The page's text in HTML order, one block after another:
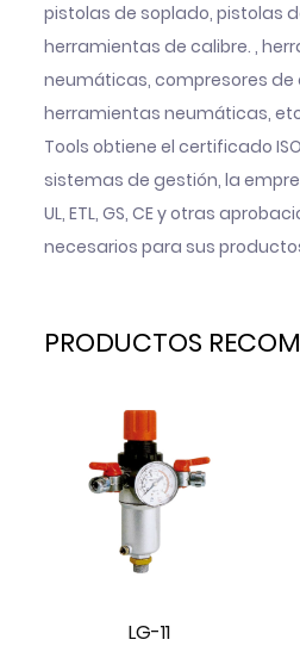
pistolas de soplado, pistolas
herramientas de calibre. ,
neumáticas, compresores de
herramientas neumáticas,
Tools obtiene el certificado
sistemas de gestión, la
UL, ETL, GS, CE y otras
necesarios para sus
PRODUCTOS
LG-11